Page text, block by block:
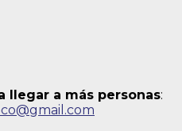
llegar a más personas: